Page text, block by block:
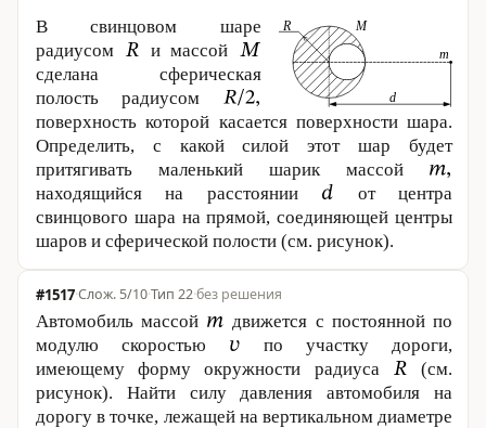
В свинцовом шаре
радиусом
и массой
сделана сферическая
полость радиусом
поверхность которой касается поверхности шара.
Определить, с какой силой этот шар будет
притягивать маленький шарик массой
находящийся на расстоянии
от центра
свинцового шара на прямой, соединяющей центры
шаров и сферической полости (см. рисунок).
#1517· 5/10·Тип 22·без решения
Автомобиль массой
движется с постоянной по
модулю скоростью
по участку дороги,
имеющему форму окружности радиуса
(см.
рисунок). Найти силу давления автомобиля на
дорогу в точке, лежащей на вертикальном диаметре